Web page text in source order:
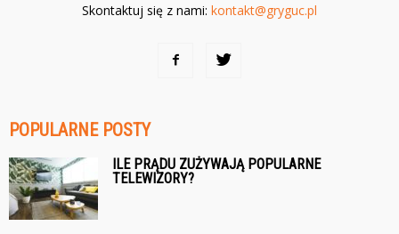
Skontaktuj się z nami: kontakt@gryguc.pl
POPULARNE POSTY
ILE PRĄDU ZUŻYWAJĄ POPULARNE
TELEWIZORY?